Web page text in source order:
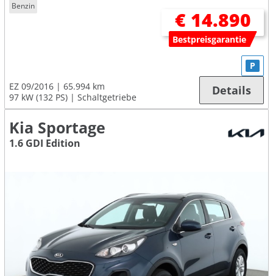
Benzin
€ 14.890
Bestpreisgarantie
EZ 09/2016
65.994 km
97 kW (132 PS)
Schaltgetriebe
P
Details
Kia Sportage
1.6 GDI Edition